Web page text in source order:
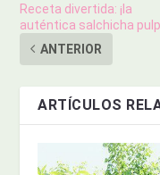
Receta divertida: ¡la
auténtica salchicha
ANTERIOR
ARTÍCULOS